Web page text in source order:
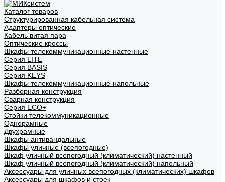
Каталог товаров
Структурированная кабельная система
Адаптеры оптические
Кабель витая пара
Оптические кроссы
Шкафы телекоммуникационные настенные
Cерия LITE
Cерия BASIS
Cерия KEYS
Шкафы телекоммуникационные напольные
Разборная конструкция
Сварная конструкция
Серия ECO+
Стойки телекоммуникационные
Однорамные
Двухрамные
Шкафы антивандальные
Шкафы уличные (всепогодные)
Шкаф уличный всепогодный (климатический) настенный
Шкаф уличный всепогодный (климатический) напольный
Аксессуары для уличных всепогодных (климатических) шкафов
Аксессуары для шкафов и стоек